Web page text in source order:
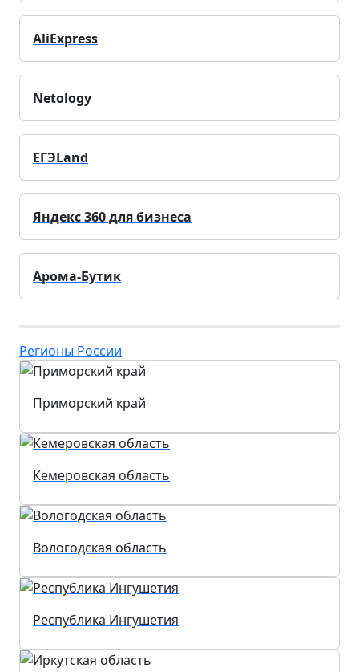
AliExpress
Netology
ЕГЭLand
Яндекс 360 для бизнеса
Арома-Бутик
Регионы России
Приморский край
Кемеровская область
Вологодская область
Республика Ингушетия